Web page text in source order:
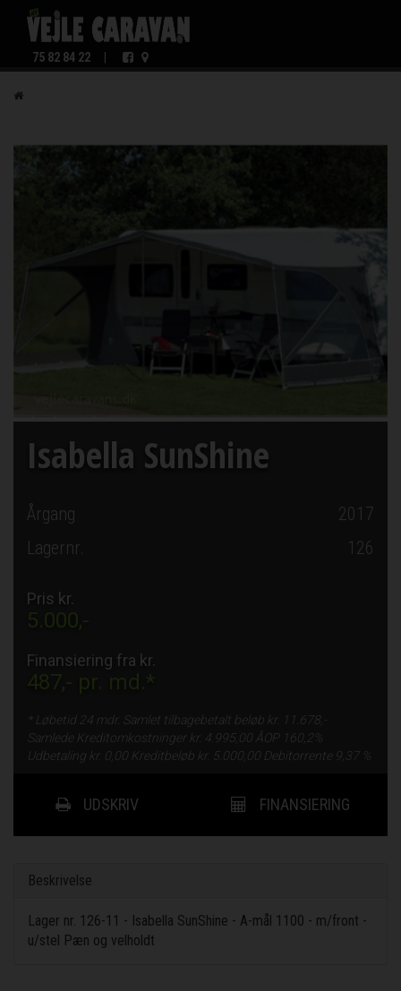
75 82 84 22
Isabella SunShine
Årgang
2017
Lagernr.
126
Pris kr.
5.000,-
Finansiering fra kr.
487,- pr. md.*
* Løbetid 24 mdr. Samlet tilbagebetalt beløb kr.
11.678,-
Samlede Kreditomkostninger kr.
4.995,00 ÅOP 160,2%
Udbetaling kr.
0,00 Kreditbeløb kr. 5.000,00 Debitorrente 9,37 %
UDSKRIV FINANSIERING
Beskrivelse
Lager nr. 126-11 - Isabella SunShine - A-mål 1100 - m/front -
u/stel Pæn og velholdt